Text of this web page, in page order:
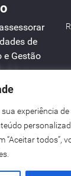
experiência de
“Aceitar todos”,
de
e Gestão
for you.
para ti.